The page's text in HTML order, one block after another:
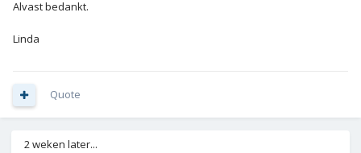
Alvast bedankt.
Linda
Quote
2 weken later...